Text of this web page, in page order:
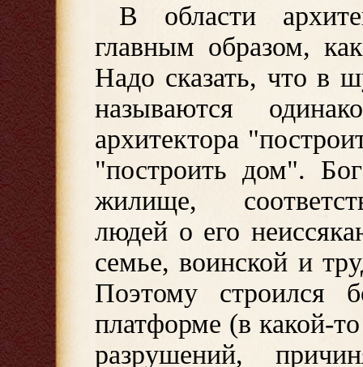
В области
главным образом,
Надо сказать, что в
называются
архитектора
"построить дом".
жилище,
людей о его
семье, воинской и
Поэтому строился
платформе (в какой-
разрушений,